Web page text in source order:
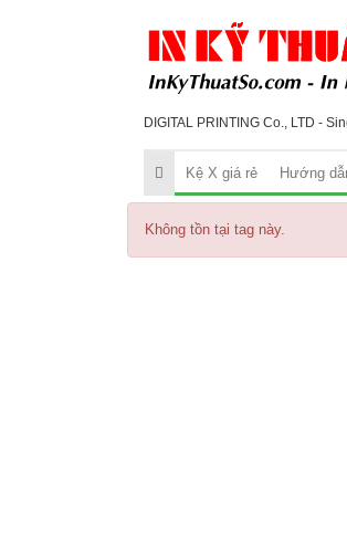
DIGITAL PRINTING Co., LTD -
Kệ X giá rẻ Hướng
Không tồn tại tag này.